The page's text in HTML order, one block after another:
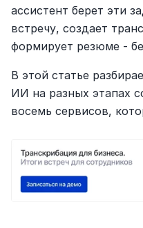
ассистент берет эти
встречу, создает
формирует резюме -
В этой статье
ИИ на разных этапах
восемь сервисов,